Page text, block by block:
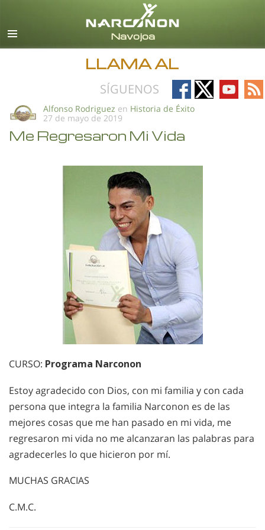
Español
Todas las Regiones/Idiomas
LLAMA AL
SÍGUENOS
Follow
on
Follow
on
Follow
on
on
Alfonso Rodriguez en Historia de Éxito
27 de mayo de 2019
Me Regresaron Mi Vida
CURSO: Programa Narconon
Estoy agradecido con Dios, con mi familia y con cada
persona que integra la familia Narconon es de las
mejores cosas que me han pasado en mi vida, me
regresaron mi vida no me alcanzaran las palabras para
agradecerles lo que hicieron por mí.
MUCHAS GRACIAS
C.M.C.